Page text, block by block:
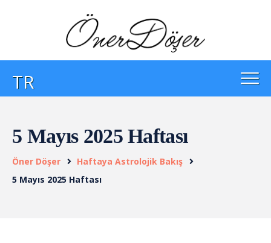
TR
5 Mayıs 2025 Haftası
Öner Döşer
Haftaya Astrolojik Bakış
5 Mayıs 2025 Haftası